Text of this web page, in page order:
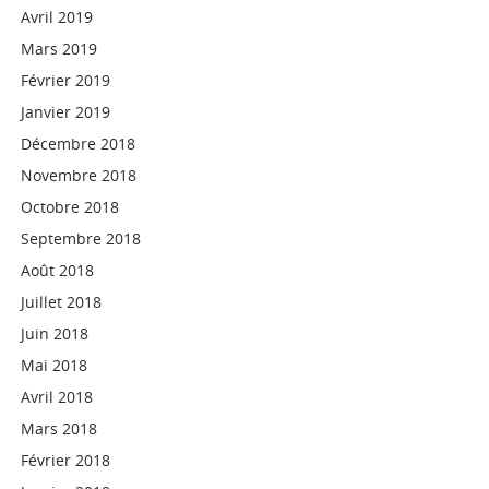
Avril 2019
Mars 2019
Février 2019
Janvier 2019
Décembre 2018
Novembre 2018
Octobre 2018
Septembre 2018
Août 2018
Juillet 2018
Juin 2018
Mai 2018
Avril 2018
Mars 2018
Février 2018